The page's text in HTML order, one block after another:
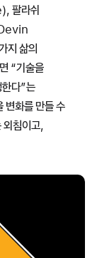
팔라쉬
지 삶의
“기술을
한다”는
변화를 만들 수
외침이고,